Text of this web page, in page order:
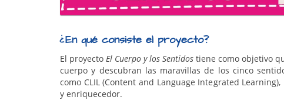
¿En qué consiste el proyecto?
El proyecto El Cuerpo y los Sentidos tiene como objetivo
cuerpo y descubran las maravillas de los cinco
como CLIL (Content and Language Integrated
y enriquecedor.